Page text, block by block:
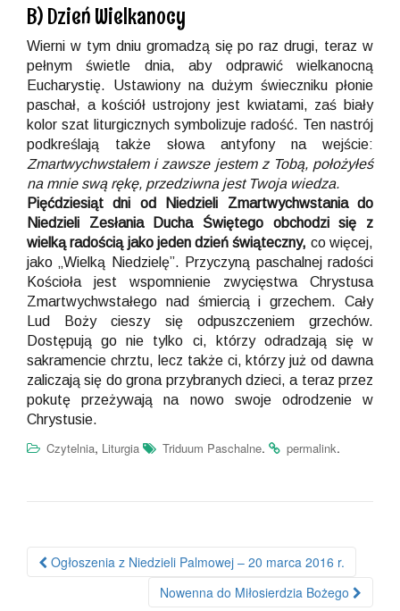
B) Dzień Wielkanocy
Wierni w tym dniu gromadzą się po raz drugi, teraz w
pełnym świetle dnia, aby odprawić wielkanocną
Eucharystię. Ustawiony na dużym świeczniku płonie
paschał, a kościół ustrojony jest kwiatami, zaś biały
kolor szat liturgicznych symbolizuje radość. Ten nastrój
podkreślają także słowa antyfony na wejście:
Zmartwychwstałem i zawsze jestem z Tobą, położyłeś
na mnie swą rękę, przedziwna jest Twoja wiedza.
Pięćdziesiąt dni od Niedzieli Zmartwychwstania do
Niedzieli Zesłania Ducha Świętego obchodzi się z
wielką radością jako jeden dzień świąteczny, co więcej,
jako „Wielką Niedzielę”. Przyczyną paschalnej radości
Kościoła jest wspomnienie zwycięstwa Chrystusa
Zmartwychwstałego nad śmiercią i grzechem. Cały
Lud Boży cieszy się odpuszczeniem grzechów.
Dostępują go nie tylko ci, którzy odradzają się w
sakramencie chrztu, lecz także ci, którzy już od dawna
zaliczają się do grona przybranych dzieci, a teraz przez
pokutę przeżywają na nowo swoje odrodzenie w
Chrystusie.
Czytelnia, Liturgia Triduum Paschalne. permalink.
Nawigacja po wpisie
Ogłoszenia z Niedzieli Palmowej – 20 marca 2016 r.
Nowenna do Miłosierdzia Bożego